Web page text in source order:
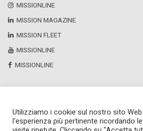
MISSIONLINE
MISSION MAGAZINE
MISSION FLEET
MISSIONLINE
MISSIONLINE
Copyright © 2025 by Newsteca
P.Iva 13171520151
Utilizziamo i cookie sul nostro sito
l'esperienza più pertinente ricordando